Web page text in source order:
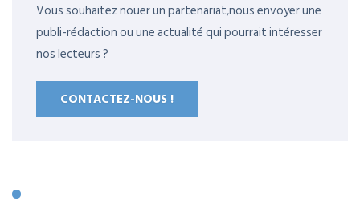
Vous souhaitez nouer un partenariat,nous envoyer une
publi-rédaction ou une actualité qui pourrait intéresser
nos lecteurs ?
CONTACTEZ-NOUS !